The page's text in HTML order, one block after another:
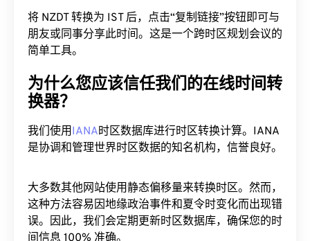
将 NZDT 转换为 IST 后，点击“复制链接”按钮即可与
朋友或同事分享此时间。这是一个跨时区规划会议的
简单工具。
为什么您应该信任我们的在线时间转
换器？
我们使用IANA时区数据库进行时区转换计算。IANA
是协调和管理世界时区数据的知名机构，信誉良好。
大多数其他网站使用静态偏移量来转换时区。然而，
这种方法容易因地缘政治事件和夏令时变化而出现错
误。因此，我们会定期更新时区数据库，确保您的时
间信息 100% 准确。